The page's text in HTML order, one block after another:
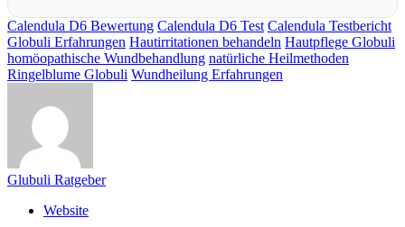
Calendula D6 Bewertung Calendula D6 Test Calendula Testbericht
Globuli Erfahrungen Hautirritationen behandeln Hautpflege Globuli
homöopathische Wundbehandlung natürliche Heilmethoden
Ringelblume Globuli Wundheilung Erfahrungen
Glubuli Ratgeber
Website